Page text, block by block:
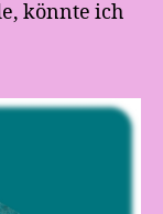
könnte ich